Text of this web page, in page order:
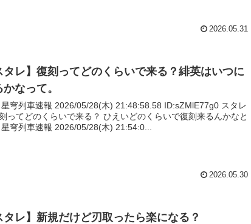
2026.05.31
タレ】復刻ってどのくらいで来る？緋英はいつに
なって。
穹列車速報 2026/05/28(木) 21:48:58.58 ID:sZMlE77g0 スタレ
ってどのくらいで来る？ ひえいどのくらいで復刻来るんかなと
穹列車速報 2026/05/28(木) 21:54:0...
2026.05.30
タレ】新規だけど刃取ったら楽になる？